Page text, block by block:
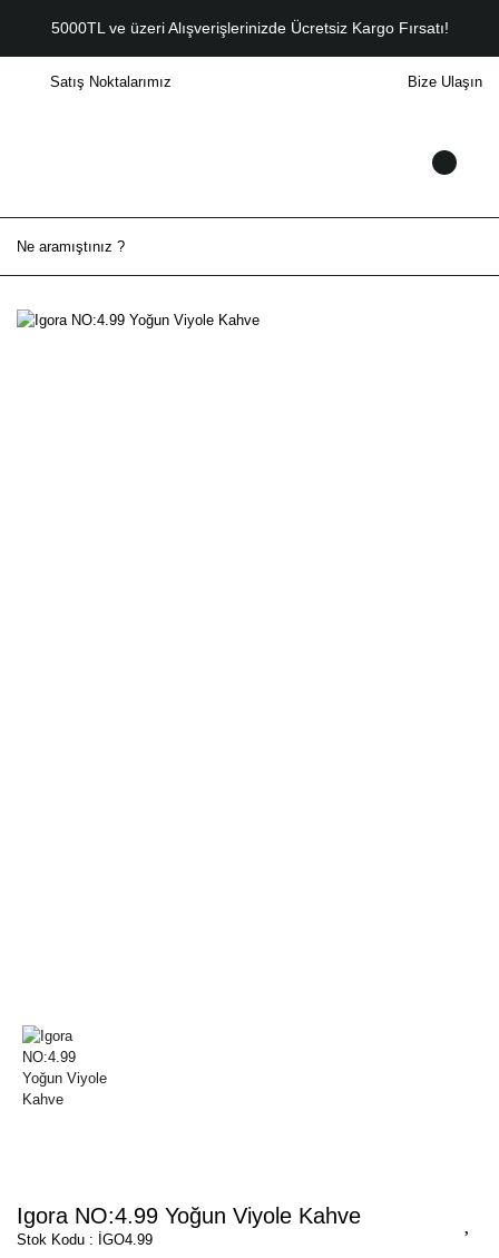
5000TL ve üzeri Alışverişlerinizde Ücretsiz Kargo Fırsatı!
Satış Noktalarımız Bize Ulaşın
Igora NO:4.99 Yoğun Viyole Kahve
Stok Kodu : İGO4.99